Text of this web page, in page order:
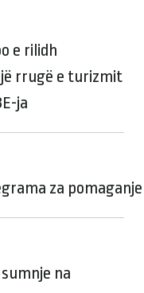
e rilidh
rrugë e turizmit
ja
za
na